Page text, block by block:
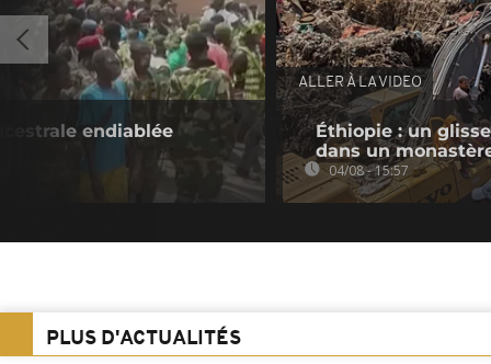
endiablée
ALLER À LA VIDEO
Éthiopie : un
dans un
04/08 - 15:57
PLUS D'ACTUALITÉS